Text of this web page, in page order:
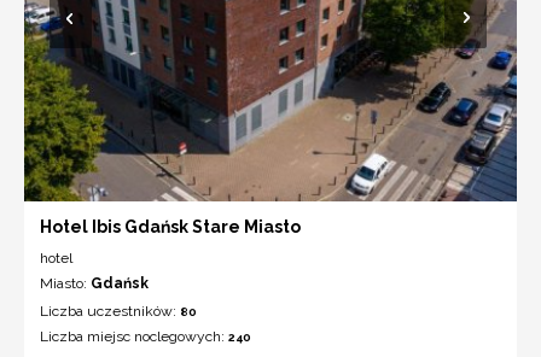
Hotel Ibis Gdańsk Stare Miasto
hotel
Miasto: Gdańsk
Liczba uczestników: 80
Liczba miejsc noclegowych: 240